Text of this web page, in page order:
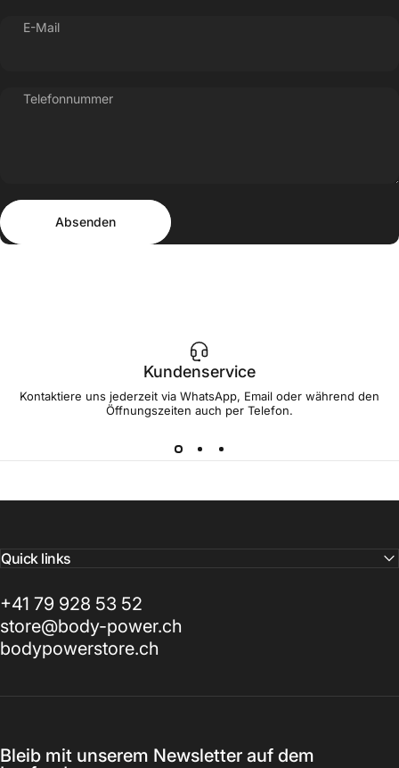
E-Mail
Telefonnummer
Absenden
Absenden
Kundenservice
Kontaktiere uns jederzeit via WhatsApp, Email oder während den
Öffnungszeiten auch per Telefon.
Quick links
+41 79 928 53 52
store@body-power.ch
bodypowerstore.ch
Bleib mit unserem Newsletter auf dem